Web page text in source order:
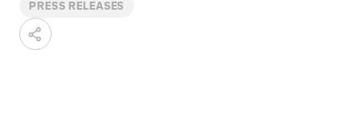
PRESS RELEASES